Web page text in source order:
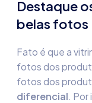
Destaque
belas fotos
Fato é que a
fotos dos
fotos dos
diferencial. Por